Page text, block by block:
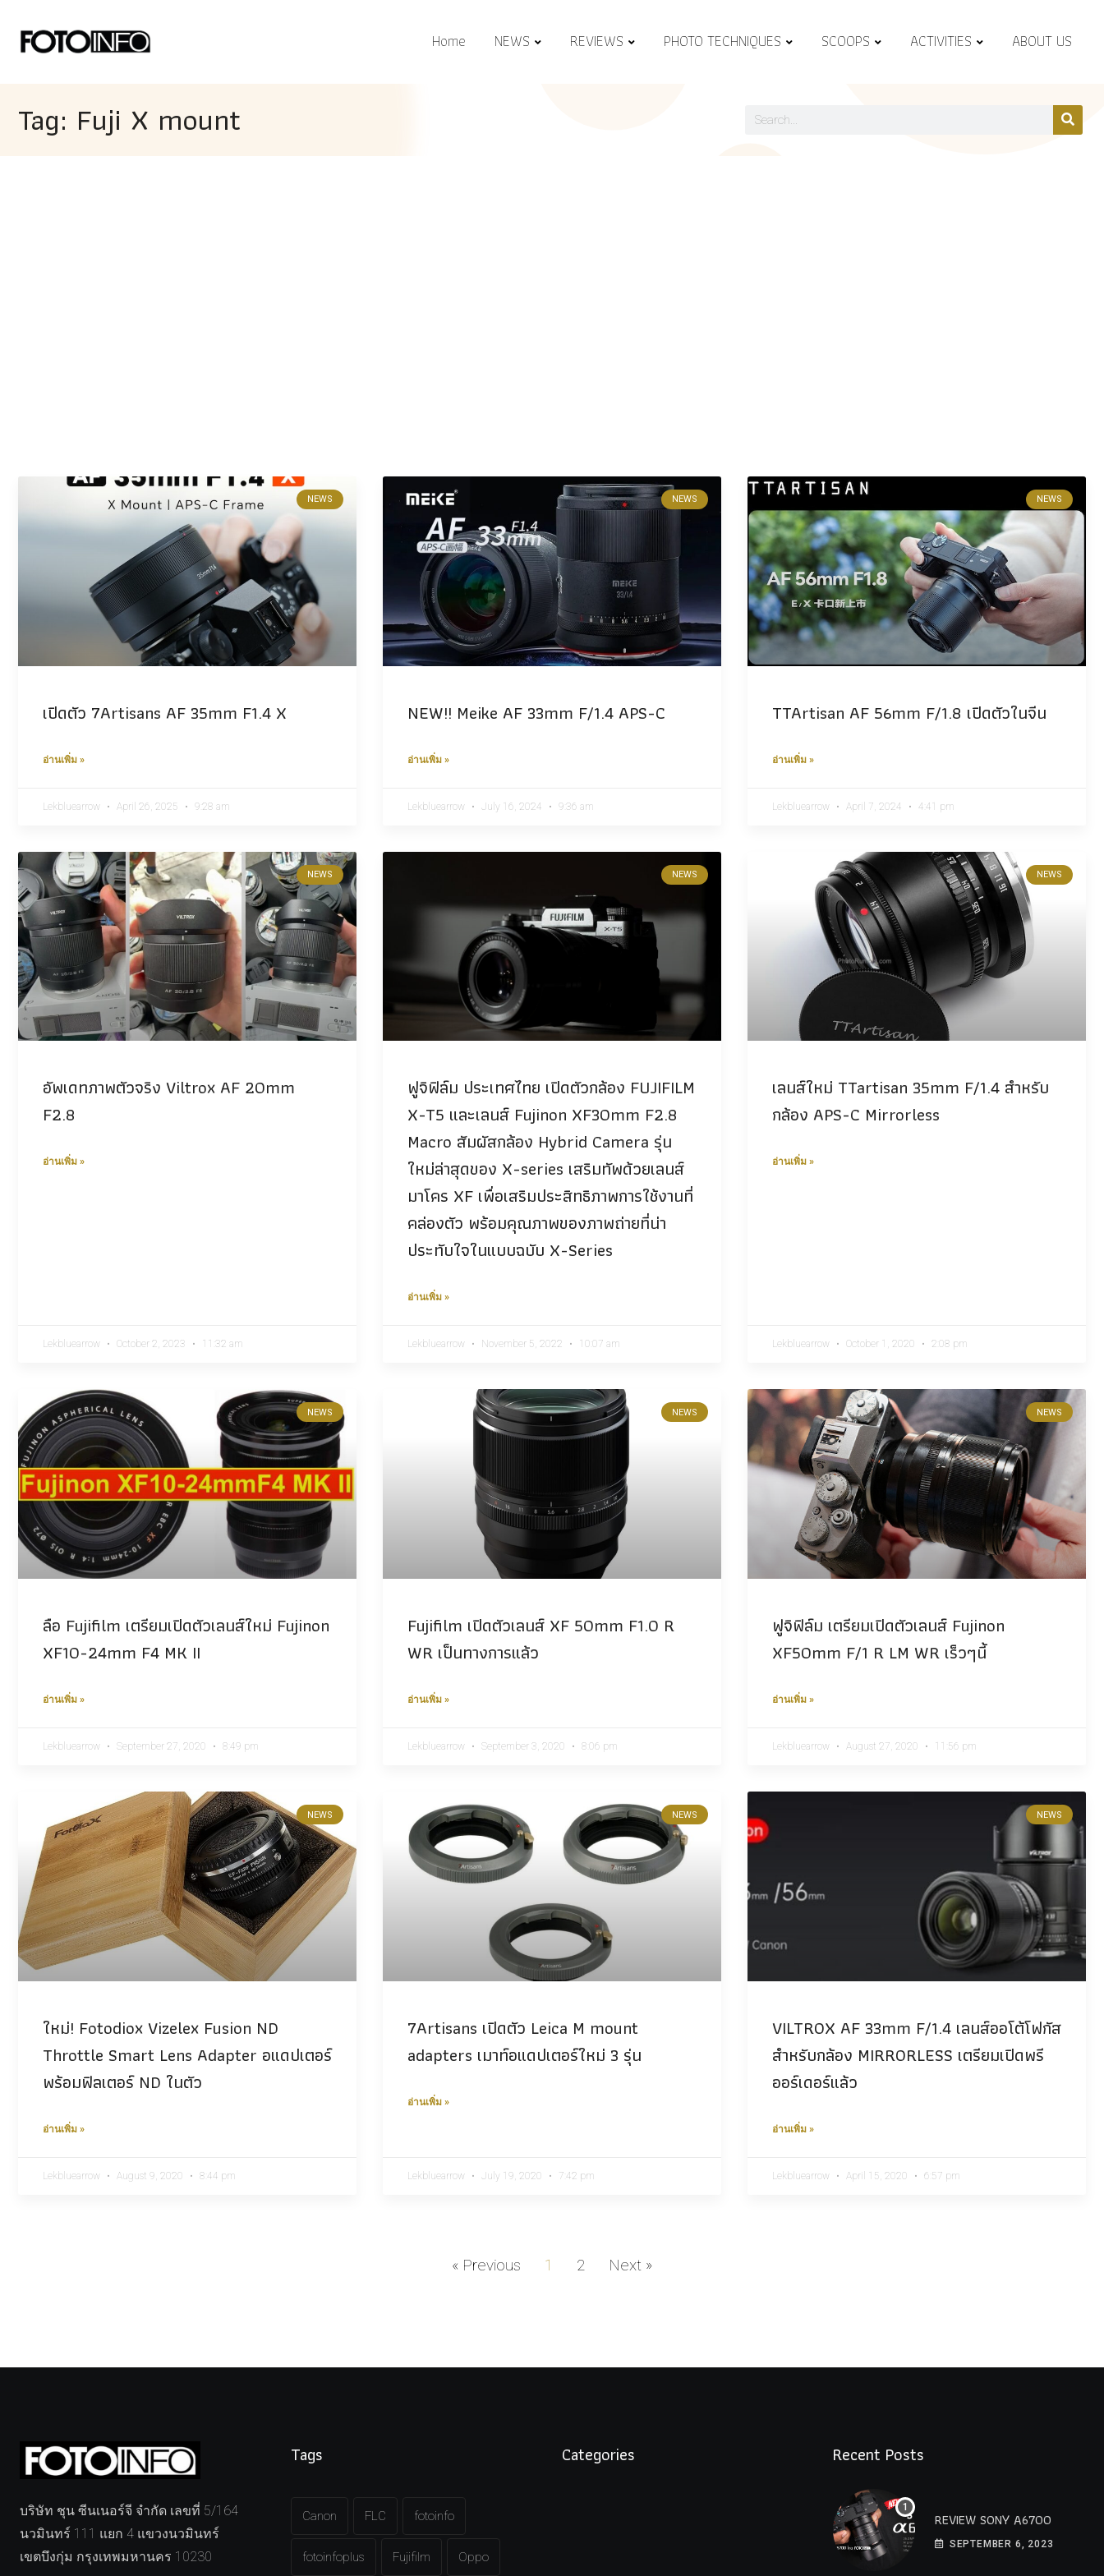
Home NEWS REVIEWS PHOTO TECHNIQUES SCOOPS ACTIVITIES ABOUT US
Tag: Fuji X mount
NEWS
เปิดตัว 7Artisans AF 35mm F1.4 X
อ่านเพิ่ม »
Lekbluearrow April 26, 2025 9:28 am
NEWS
NEW!! Meike AF 33mm F/1.4 APS-C
อ่านเพิ่ม »
Lekbluearrow July 16, 2024 9:36 am
NEWS
TTArtisan AF 56mm F/1.8 เปิดตัวในจีน
อ่านเพิ่ม »
Lekbluearrow April 7, 2024 4:41 pm
NEWS
อัพเดทภาพตัวจริง Viltrox​ AF 20mm
F2.8
อ่านเพิ่ม »
Lekbluearrow October 2, 2023 11:32 am
NEWS
ฟูจิฟิล์ม ประเทศไทย เปิดตัวกล้อง FUJIFILM
X-T5 และเลนส์ Fujinon XF30mm F2.8
Macro สัมผัสกล้อง Hybrid Camera รุ่น
ใหม่ล่าสุดของ X-series เสริมทัพด้วยเลนส์
มาโคร XF เพื่อเสริมประสิทธิภาพการใช้งานที่
คล่องตัว พร้อมคุณภาพของภาพถ่ายที่น่า
ประทับใจในแบบฉบับ X-Series
อ่านเพิ่ม »
Lekbluearrow November 5, 2022 10:07 am
NEWS
เลนส์ใหม่ TTartisan 35mm F/1.4 สำหรับ
กล้อง APS-C Mirrorless
อ่านเพิ่ม »
Lekbluearrow October 1, 2020 2:08 pm
NEWS
ลือ Fujifilm เตรียมเปิดตัวเลนส์ใหม่ Fujinon
XF10-24mm F4 MK II
อ่านเพิ่ม »
Lekbluearrow September 27, 2020 8:49 pm
NEWS
Fujifilm เปิดตัวเลนส์ XF 50mm F1.0 R
WR เป็นทางการแล้ว
อ่านเพิ่ม »
Lekbluearrow September 3, 2020 8:06 pm
NEWS
ฟูจิฟิล์ม เตรียมเปิดตัวเลนส์ Fujinon
XF50mm F/1 R LM WR เร็วๆนี้
อ่านเพิ่ม »
Lekbluearrow August 27, 2020 11:56 pm
NEWS
ใหม่! Fotodiox Vizelex Fusion ND
Throttle Smart Lens Adapter อแดปเตอร์
พร้อมฟิลเตอร์ ND ในตัว
อ่านเพิ่ม »
Lekbluearrow August 9, 2020 8:44 pm
NEWS
7Artisans เปิดตัว Leica M mount
adapters เมาท์อแดปเตอร์ใหม่ 3 รุ่น
อ่านเพิ่ม »
Lekbluearrow July 19, 2020 7:42 pm
NEWS
VILTROX AF 33mm F/1.4 เลนส์ออโต้โฟกัส
สำหรับกล้อง MIRRORLESS เตรียมเปิดพรี
ออร์เดอร์แล้ว
อ่านเพิ่ม »
Lekbluearrow April 15, 2020 6:57 pm
« Previous 1 2 Next »
บริษัท ชุน ซีนเนอร์จี จำกัด เลขที่ 5/164
นวมินทร์ 111 แยก 4 แขวงนวมินทร์
เขตบึงกุ่ม กรุงเทพมหานคร 10230
Tags
Canon FLC fotoinfo
fotoinfoplus Fujifilm Oppo
Categories Recent Posts
REVIEW SONY A6700
SEPTEMBER 6, 2023